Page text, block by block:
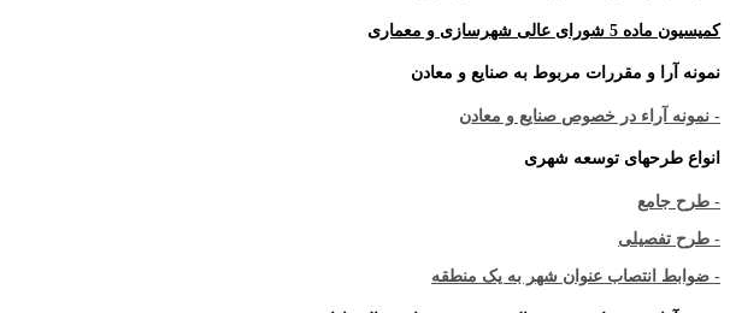
کمیسیون ماده 5 شورای عالی شهرسازی و معماری
نمونه آرا و مقررات مربوط به صنایع و معادن
- نمونه آراء در خصوص صنایع و معادن
انواع طرحهای توسعه شهری
- طرح جامع
- طرح تفصیلی
- ضوابط انتصاب عنوان شهر به یک منطقه